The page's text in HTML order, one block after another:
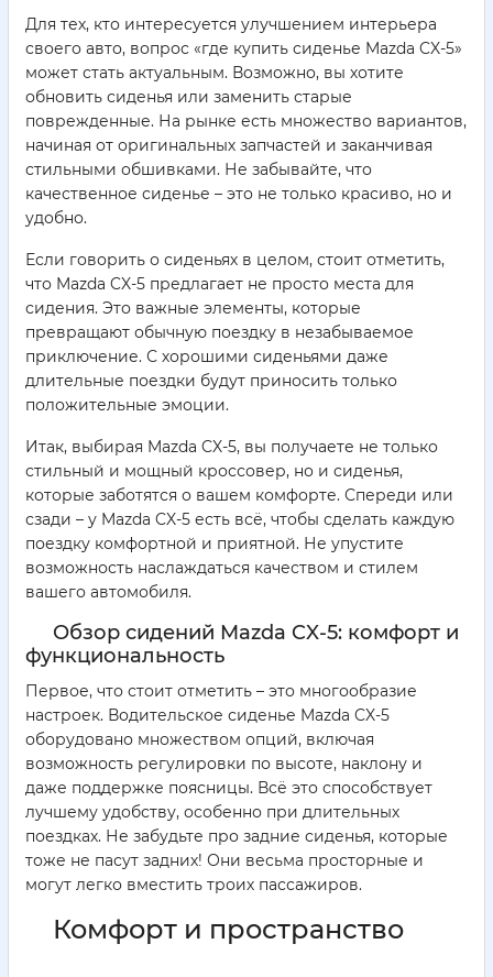
Для тех, кто интересуется улучшением интерьера
своего авто, вопрос «где купить сиденье Mazda CX-5»
может стать актуальным. Возможно, вы хотите
обновить сиденья или заменить старые
поврежденные. На рынке есть множество вариантов,
начиная от оригинальных запчастей и заканчивая
стильными обшивками. Не забывайте, что
качественное сиденье – это не только красиво, но и
удобно.
Если говорить о сиденьях в целом, стоит отметить,
что Mazda CX-5 предлагает не просто места для
сидения. Это важные элементы, которые
превращают обычную поездку в незабываемое
приключение. С хорошими сиденьями даже
длительные поездки будут приносить только
положительные эмоции.
Итак, выбирая Mazda CX-5, вы получаете не только
стильный и мощный кроссовер, но и сиденья,
которые заботятся о вашем комфорте. Спереди или
сзади – у Mazda CX-5 есть всё, чтобы сделать каждую
поездку комфортной и приятной. Не упустите
возможность наслаждаться качеством и стилем
вашего автомобиля.
Обзор сидений Mazda CX-5: комфорт и
функциональность
Первое, что стоит отметить – это многообразие
настроек. Водительское сиденье Mazda CX-5
оборудовано множеством опций, включая
возможность регулировки по высоте, наклону и
даже поддержке поясницы. Всё это способствует
лучшему удобству, особенно при длительных
поездках. Не забудьте про задние сиденья, которые
тоже не пасут задних! Они весьма просторные и
могут легко вместить троих пассажиров.
Комфорт и пространство